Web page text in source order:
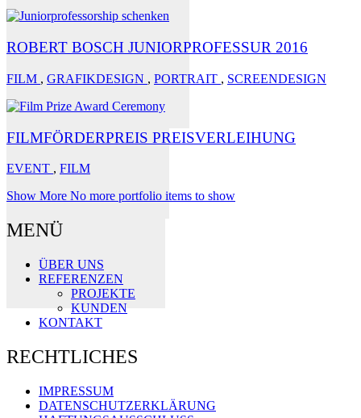
ROBERT BOSCH JUNIORPROFESSUR 2016
FILM , GRAFIKDESIGN , PORTRAIT , SCREENDESIGN
FILMFÖRDERPREIS PREISVERLEIHUNG
EVENT , FILM
Show More No more portfolio items to show
MENÜ
ÜBER UNS
REFERENZEN
PROJEKTE
KUNDEN
KONTAKT
RECHTLICHES
IMPRESSUM
DATENSCHUTZERKLÄRUNG